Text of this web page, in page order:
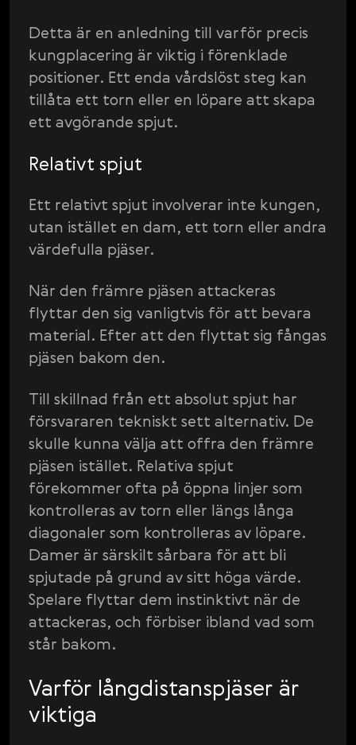
Detta är en anledning till varför precis
kungplacering är viktig i förenklade
positioner. Ett enda vårdslöst steg kan
tillåta ett torn eller en löpare att skapa
ett avgörande spjut.
Relativt spjut
Ett relativt spjut involverar inte kungen,
utan istället en dam, ett torn eller andra
värdefulla pjäser.
När den främre pjäsen attackeras
flyttar den sig vanligtvis för att bevara
material. Efter att den flyttat sig fångas
pjäsen bakom den.
Till skillnad från ett absolut spjut har
försvararen tekniskt sett alternativ. De
skulle kunna välja att offra den främre
pjäsen istället. Relativa spjut
förekommer ofta på öppna linjer som
kontrolleras av torn eller längs långa
diagonaler som kontrolleras av löpare.
Damer är särskilt sårbara för att bli
spjutade på grund av sitt höga värde.
Spelare flyttar dem instinktivt när de
attackeras, och förbiser ibland vad som
står bakom.
Varför långdistanspjäser är
viktiga